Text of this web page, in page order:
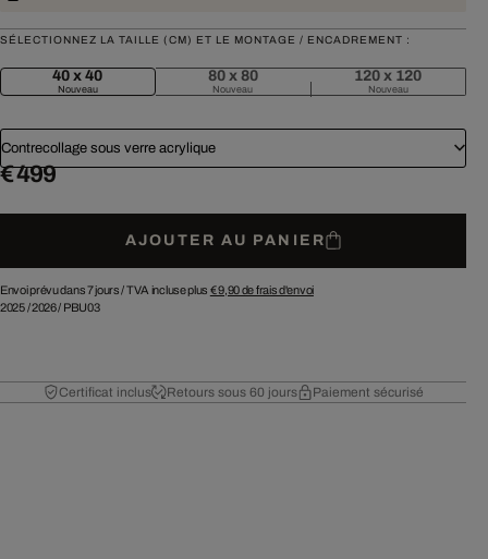
SÉLECTIONNEZ LA TAILLE (CM) ET LE MONTAGE / ENCADREMENT :
40 x 40
Nouveau
80 x 80
Nouveau
120 x 120
Nouveau
Contrecollage sous verre acrylique
€ 499
AJOUTER AU PANIER
Envoi prévu dans 7 jours /TVA incluse plus € 9,90de frais d'envoi
2025/2026/ PBU03
Certificat inclus Retours sous 60 jours Paiement sécurisé